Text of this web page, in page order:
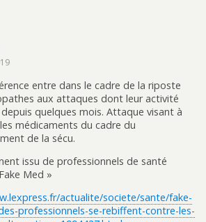
entre dans le cadre de la riposte
aux attaques dont leur activité
quelques mois. Attaque visant à
médicaments du cadre du
de la sécu.
issu de professionnels de santé
Med »
actualite/societe/sante/fake-
professionnels-se-rebiffent-contre-les-